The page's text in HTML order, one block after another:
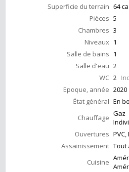
Superficie du terrain 64 ca
Pièces 5
Chambres 3
Niveaux 1
Salle de bains 1
Salle d'eau 2
WC 2
Epoque, année 2020
État général En
Chauffage Gaz
Ouvertures
Assainissement Tout
Cuisine